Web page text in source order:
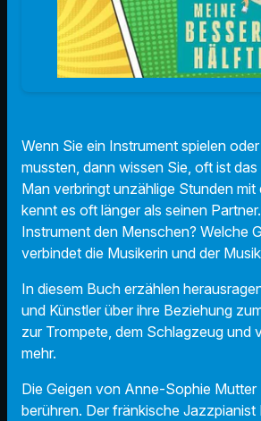
Wenn Sie ein Instrument spielen
mussten, dann wissen Sie, oft ist
Man verbringt unzählige Stunden mit
kennt es oft länger als seinen
Instrument den Menschen? Welche
verbindet die Musikerin und der
In diesem Buch erzählen
und Künstler über ihre Beziehung
zur Trompete, dem Schlagzeug und
mehr.
Die Geigen von Anne-Sophie Mutter
berühren. Der fränkische Jazzpianist